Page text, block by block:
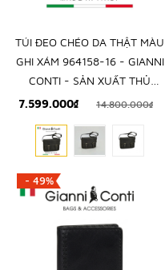
TÚI ĐEO CHÉO DA THẬT MÀU
GHI XÁM 964158-16 - GIANNI
CONTI - SẢN XUẤT THỦ
CÔNG TỪ ITALY
7.599.000₫ 14.800.000₫
- 49%